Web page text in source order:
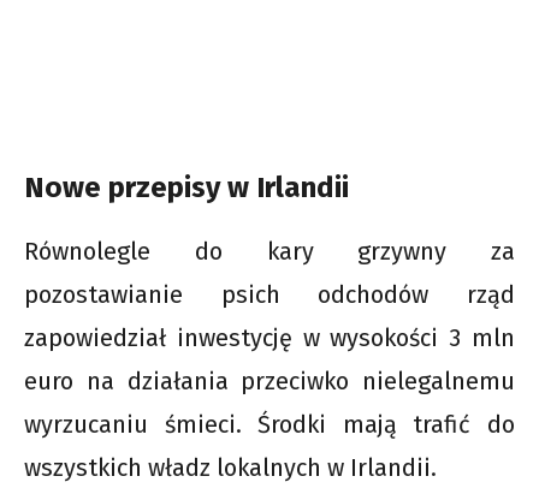
Nowe przepisy w Irlandii
Równolegle do kary grzywny za
pozostawianie psich odchodów rząd
zapowiedział inwestycję w wysokości 3 mln
euro na działania przeciwko nielegalnemu
wyrzucaniu śmieci. Środki mają trafić do
wszystkich władz lokalnych w Irlandii.